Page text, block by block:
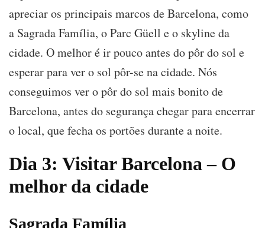
apreciar os principais marcos de Barcelona, como
a Sagrada Família, o Parc Güell e o skyline da
cidade. O melhor é ir pouco antes do pôr do sol e
esperar para ver o sol pôr-se na cidade. Nós
conseguimos ver o pôr do sol mais bonito de
Barcelona, antes do segurança chegar para encerrar
o local, que fecha os portões durante a noite.
Dia 3: Visitar Barcelona – O
melhor da cidade
Sagrada Família